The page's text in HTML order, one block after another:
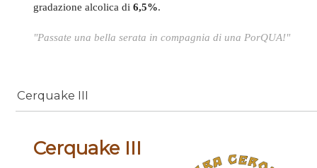
gradazione alcolica di6,5%.
"Passate una bella serata in compagnia di una PorQUA!"
Cerquake III
Cerquake III